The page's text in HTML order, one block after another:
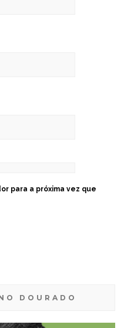
para a próxima vez que
DOURADO